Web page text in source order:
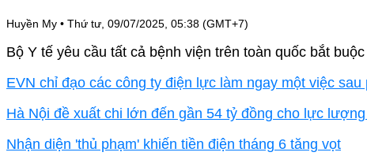
Huyền My • Thứ tư, 09/07/2025, 05:38 (GMT+7)
Bộ Y tế yêu cầu tất cả bệnh viện trên toàn quốc bắt
EVN chỉ đạo các công ty điện lực làm ngay một việc
Hà Nội đề xuất chi lớn đến gần 54 tỷ đồng cho lực
Nhận diện 'thủ phạm' khiến tiền điện tháng 6 tăng vọt